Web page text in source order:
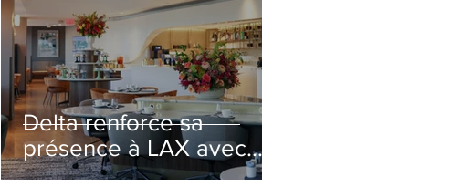
Delta renforce sa
présence à LAX avec
l'ouverture de la